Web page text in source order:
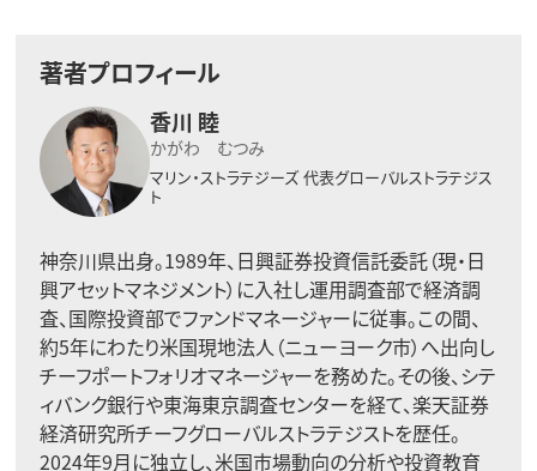
著者プロフィール
香川 睦
かがわ むつみ
マリン・ストラテジーズ 代表グローバルストラテジス
ト
神奈川県出身。1989年、日興証券投資信託委託（現・日
興アセットマネジメント）に入社し運用調査部で経済調
査、国際投資部でファンドマネージャーに従事。この間、
約5年にわたり米国現地法人（ニューヨーク市）へ出向し
チーフポートフォリオマネージャーを務めた。その後、シテ
ィバンク銀行や東海東京調査センターを経て、楽天証券
経済研究所チーフグローバルストラテジストを歴任。
2024年9月に独立し、米国市場動向の分析や投資教育